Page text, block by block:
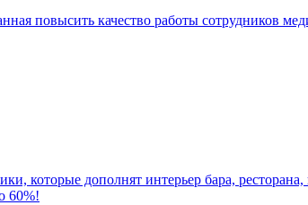
повысить качество работы сотрудников
которые дополнят интерьер бара,
60%!